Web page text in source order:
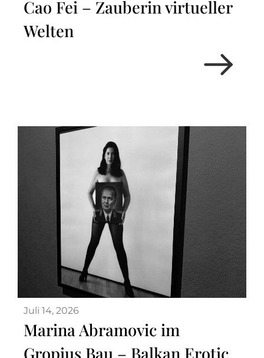
Cao Fei – Zauberin virtueller
Welten
Juli 14, 2026
Marina Abramovic im
Gropius Bau – Balkan Erotic